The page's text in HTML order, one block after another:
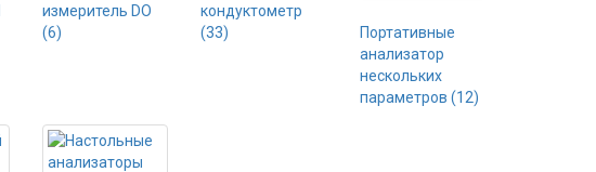
измеритель DO
(6)
кондуктометр
(33)
Портативные
анализатор
нескольких
параметров (12)